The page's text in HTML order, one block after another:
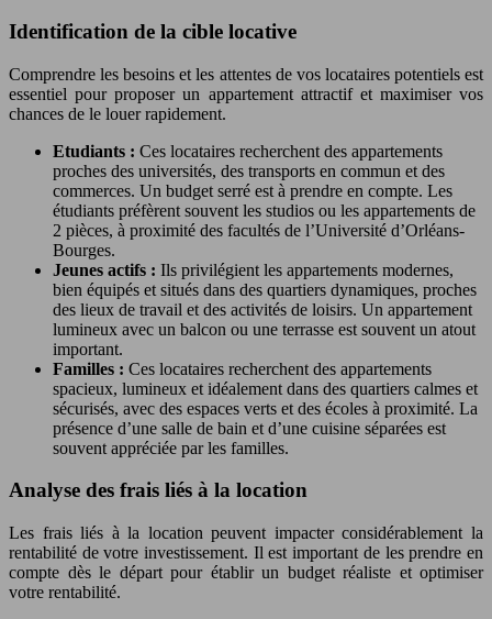
Identification de la cible locative
Comprendre les besoins et les attentes de vos locataires potentiels est
essentiel pour proposer un appartement attractif et maximiser vos
chances de le louer rapidement.
Etudiants : Ces locataires recherchent des appartements
proches des universités, des transports en commun et des
commerces. Un budget serré est à prendre en compte. Les
étudiants préfèrent souvent les studios ou les appartements de
2 pièces, à proximité des facultés de l’Université d’Orléans-
Bourges.
Jeunes actifs : Ils privilégient les appartements modernes,
bien équipés et situés dans des quartiers dynamiques, proches
des lieux de travail et des activités de loisirs. Un appartement
lumineux avec un balcon ou une terrasse est souvent un atout
important.
Familles : Ces locataires recherchent des appartements
spacieux, lumineux et idéalement dans des quartiers calmes et
sécurisés, avec des espaces verts et des écoles à proximité. La
présence d’une salle de bain et d’une cuisine séparées est
souvent appréciée par les familles.
Analyse des frais liés à la location
Les frais liés à la location peuvent impacter considérablement la
rentabilité de votre investissement. Il est important de les prendre en
compte dès le départ pour établir un budget réaliste et optimiser
votre rentabilité.